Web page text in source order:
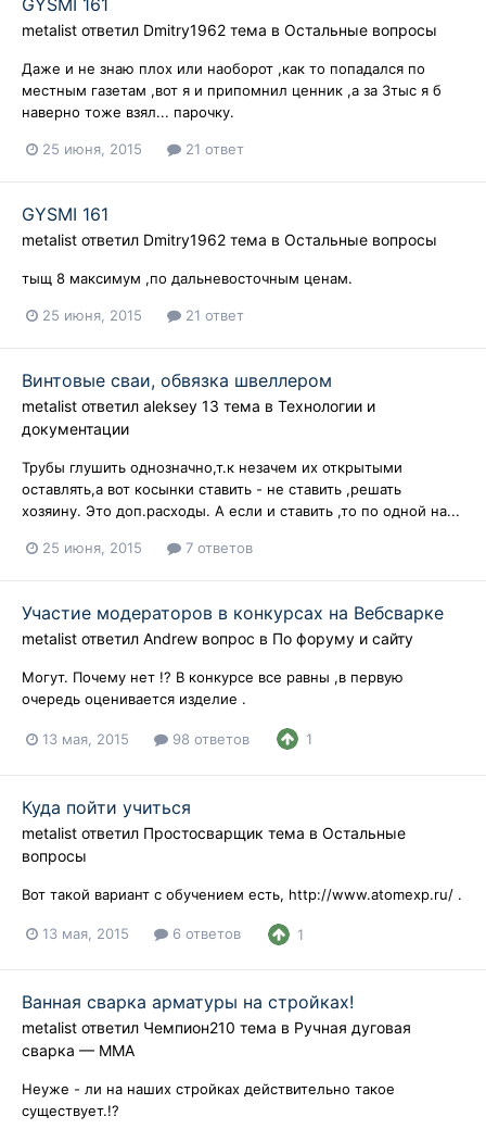
metalist ответил Dmitry1962 тема в Остальные вопросы
Даже и не знаю плох или наоборот ,как то попадался по
местным газетам ,вот я и припомнил ценник ,а за 3тыс я б
наверно тоже взял... парочку.
25 июня, 2015 21 ответ
GYSMI 161
metalist ответил Dmitry1962 тема в Остальные вопросы
тыщ 8 максимум ,по дальневосточным ценам.
25 июня, 2015 21 ответ
Винтовые сваи, обвязка швеллером
metalist ответил aleksey 13 тема в Технологии и
документации
Трубы глушить однозначно,т.к незачем их открытыми
оставлять,а вот косынки ставить - не ставить ,решать
хозяину. Это доп.расходы. А если и ставить ,то по одной на...
25 июня, 2015 7 ответов
Участие модераторов в конкурсах на Вебсварке
metalist ответил Andrew вопрос в По форуму и сайту
Могут. Почему нет !? В конкурсе все равны ,в первую
очередь оценивается изделие .
13 мая, 2015 98 ответов 1
Куда пойти учиться
metalist ответил Простосварщик тема в Остальные
вопросы
Вот такой вариант с обучением есть, http://www.atomexp.ru/ .
13 мая, 2015 6 ответов 1
Ванная сварка арматуры на стройках!
metalist ответил Чемпион210 тема в Ручная дуговая
сварка — ММA
Неуже - ли на наших стройках действительно такое
существует.!?